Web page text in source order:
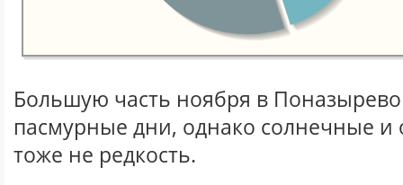
Большую часть ноября в
пасмурные дни, однако солнечные
тоже не редкость.